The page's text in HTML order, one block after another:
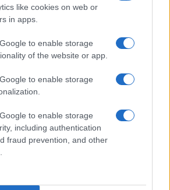
like cookies on web or
in apps.
to enable storage
of the website or app.
to enable storage
to enable storage
including authentication
fraud prevention, and other